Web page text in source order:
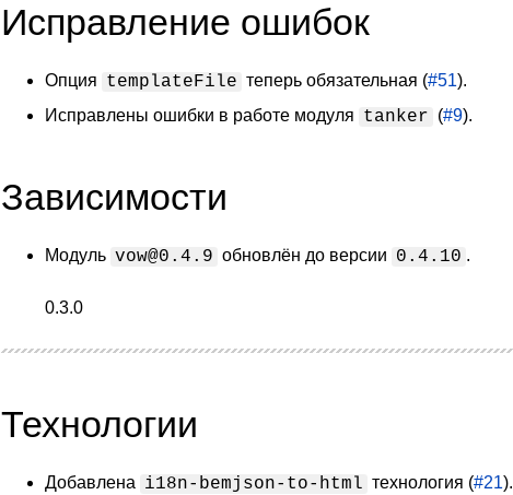
Исправление ошибок
Опция templateFile теперь обязательная (#51).
Исправлены ошибки в работе модуля tanker (#9).
Зависимости
Модуль vow@0.4.9 обновлён до версии 0.4.10 .
0.3.0
Технологии
Добавлена i18n-bemjson-to-html технология (#21).